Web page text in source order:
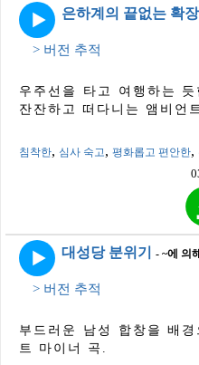
은하계의 끝없는 확장
> 버전 추적
우주선을 타고 여행하는
잔잔하고 떠다니는 앰비언
침착한, 심사 숙고, 평화롭고 편안한,
대성당 분위기 - ~에 의
> 버전 추적
부드러운 남성 합창을 배
트 마이너 곡.